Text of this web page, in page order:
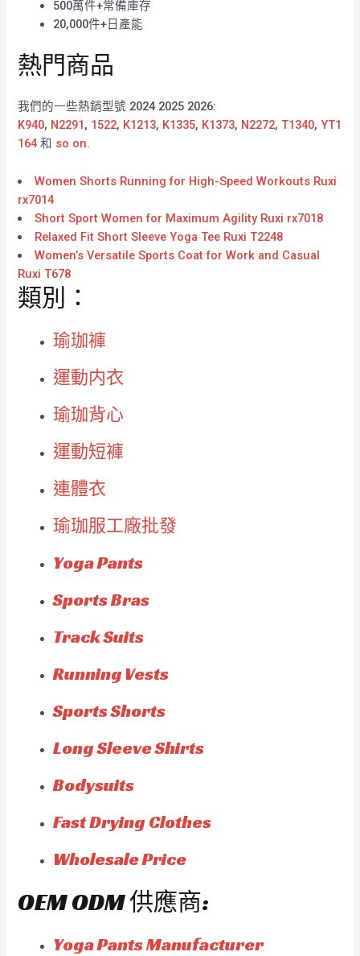
500萬件+常備庫存
20,000件+日產能
熱門商品
我們的一些熱銷型號 2024 2025 2026:
K940, N2291 , 1522, K1213, K1335, K1373, N2272,T1340,YT1
164 和 so on.
Women Shorts Running for High-Speed Workouts Ruxi
rx7014
Short Sport Women for Maximum Agility Ruxi rx7018
Relaxed Fit Short Sleeve Yoga Tee Ruxi T2248
Women’s Versatile Sports Coat for Work and Casual
Ruxi T678
類別：
瑜珈褲
運動内衣
瑜珈背心
運動短褲
連體衣
瑜珈服工廠批發
Yoga Pants
Sports Bras
Track Suits
Running Vests
Sports Shorts
Long Sleeve Shirts
Bodysuits
Fast Drying Clothes
Wholesale Price
OEM ODM 供應商:
Yoga Pants Manufacturer